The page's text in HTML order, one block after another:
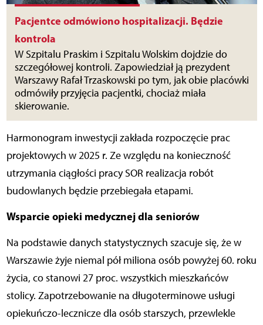
Pacjentce odmówiono hospitalizacji. Będzie
kontrola
W Szpitalu Praskim i Szpitalu Wolskim dojdzie do
szczegółowej kontroli. Zapowiedział ją prezydent
Warszawy Rafał Trzaskowski po tym, jak obie placówki
odmówiły przyjęcia pacjentki, chociaż miała
skierowanie.
Harmonogram inwestycji zakłada rozpoczęcie prac
projektowych w 2025 r. Ze względu na konieczność
utrzymania ciągłości pracy SOR realizacja robót
budowlanych będzie przebiegała etapami.
Wsparcie opieki medycznej dla seniorów
Na podstawie danych statystycznych szacuje się, że w
Warszawie żyje niemal pół miliona osób powyżej 60. roku
życia, co stanowi 27 proc. wszystkich mieszkańców
stolicy. Zapotrzebowanie na długoterminowe usługi
opiekuńczo-lecznicze dla osób starszych, przewlekle